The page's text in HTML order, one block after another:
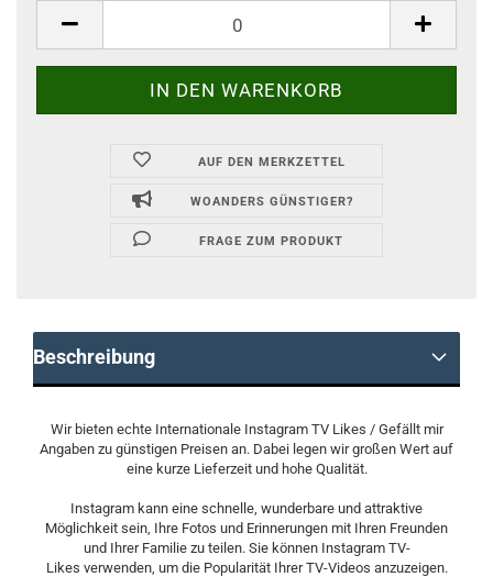
AUF DEN MERKZETTEL
WOANDERS GÜNSTIGER?
FRAGE ZUM PRODUKT
Beschreibung
Wir bieten echte Internationale Instagram TV Likes / Gefällt mir
Angaben zu günstigen Preisen an. Dabei legen wir großen Wert auf
eine kurze Lieferzeit und hohe Qualität.
Instagram kann eine schnelle, wunderbare und attraktive
Möglichkeit sein, Ihre Fotos und Erinnerungen mit Ihren Freunden
und Ihrer Familie zu teilen. Sie können Instagram TV-
Likes verwenden, um die Popularität Ihrer TV-Videos anzuzeigen.